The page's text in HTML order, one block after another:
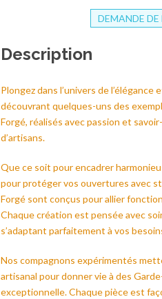
DEMANDE DE
Description
Plongez dans l’univers de l’élégance
découvrant quelques-uns des
Forgé, réalisés avec passion et
d’artisans.
Que ce soit pour encadrer
pour protéger vos ouvertures avec
Forgé sont conçus pour allier
Chaque création est pensée avec
s’adaptant parfaitement à vos
Nos compagnons expérimentés
artisanal pour donner vie à des
exceptionnelle. Chaque pièce est